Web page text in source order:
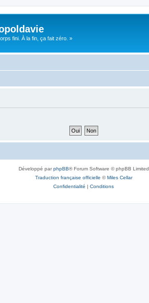
fini. À la fin, ça fait zéro. »
Développé parphpBB® Forum Software © phpBB Limited
Traduction française officielle ©Miles Cellar
Confidentialité | Conditions